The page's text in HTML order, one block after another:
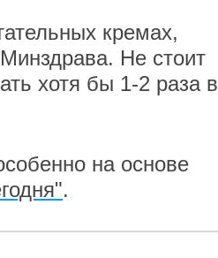
кремах,
Не стоит
хотя бы 1-2 раза в
на основе
.